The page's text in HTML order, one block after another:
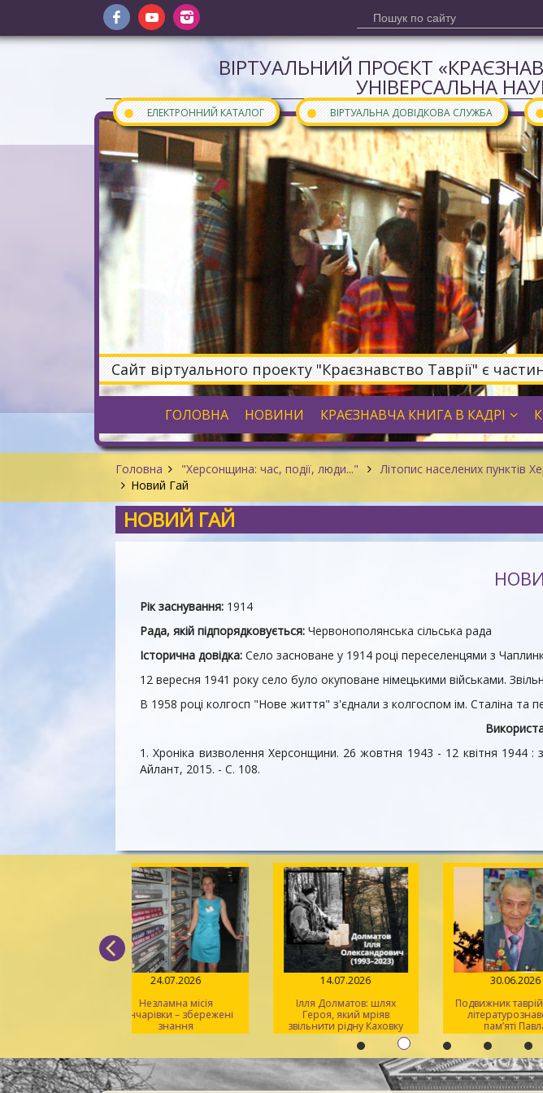
ВІРТУАЛЬНИЙ ПРОЄКТ
УНІВЕРСАЛЬНА
● ЕЛЕКТРОННИЙ КАТАЛОГ ● ВІРТУАЛЬНА ДОВІДКОВА СЛУЖБА
Сайт віртуального проекту "Краєзнавство Таврії" є
ГОЛОВНА НОВИНИ КРАЄЗНАВЧА КНИГА В КАДРІ
Головна "Херсонщина: час, події, люди..." Літопис населених пунктів
Новий Гай
НОВИЙ ГАЙ
Рік заснування: 1914
Рада, якій підпорядковується: Червонополянська сільська рада
Історична довідка: Село засноване у 1914 році переселенцями з
12 вересня 1941 року село було окуповане німецькими військами.
В 1958 році колгосп "Нове життя" з'єднали з колгоспом ім. Сталіна та
1. Хроніка визволення Херсонщини. 26 жовтня 1943 - 12 квітня 1944
Айлант, 2015. - С. 108.
24.07.2026
Незламна місія
Гончарівки – збережені
знання
14.07.2026
Ілля Долматов: шлях
Героя, який мріяв
звільнити рідну Каховку
Подвижник